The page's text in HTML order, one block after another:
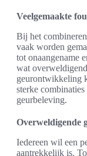
Veelgemaakte
Bij het
vaak worden
tot onaangename
wat
geurontwikkeling
sterke
geurbeleving.
Overweldigende
Iedereen wil een
aantrekkelijk is.